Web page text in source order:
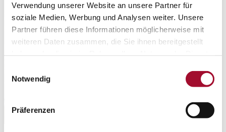
Verwendung unserer Website an unsere Partner für
soziale Medien, Werbung und Analysen weiter. Unsere
Partner führen diese Informationen möglicherweise mit
weiteren Daten zusammen, die Sie ihnen bereitgestellt
Notwendig
Präferenzen